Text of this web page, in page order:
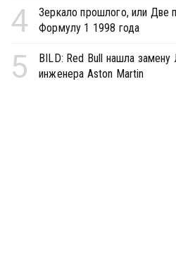
4
Зеркало прошлого, или Две
Формулу 1 1998 года
5
BILD: Red Bull нашла замену
инженера Aston Martin